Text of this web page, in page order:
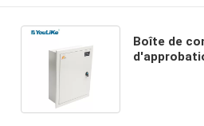
Boîte de